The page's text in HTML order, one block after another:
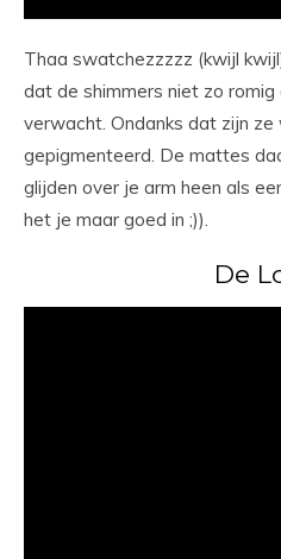
Thaa swatchezzzzz (kwijl
dat de shimmers niet zo romig
verwacht. Ondanks dat zijn
gepigmenteerd. De mattes
glijden over je arm heen als
het je maar goed in ;)).
De